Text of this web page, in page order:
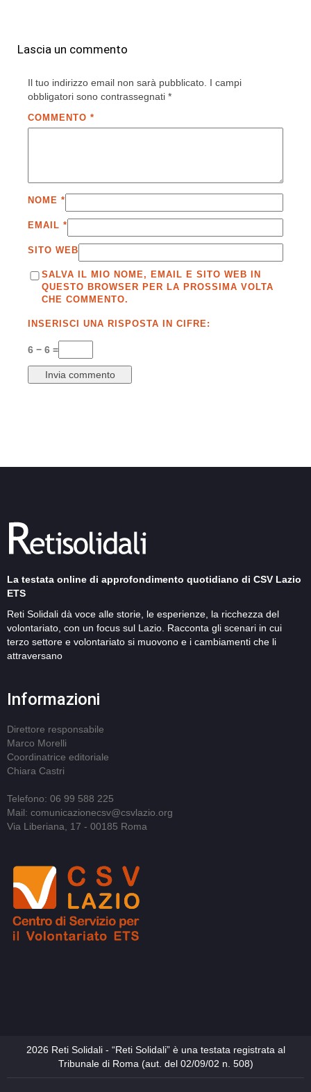
Lascia un commento
Il tuo indirizzo email non sarà pubblicato. I campi
obbligatori sono contrassegnati *
COMMENTO *
NOME *
EMAIL *
SITO WEB
SALVA IL MIO NOME, EMAIL E SITO WEB IN
QUESTO BROWSER PER LA PROSSIMA VOLTA
CHE COMMENTO.
INSERISCI UNA RISPOSTA IN CIFRE:
6 − 6 =
La testata online di approfondimento quotidiano di CSV Lazio
ETS
Reti Solidali dà voce alle storie, le esperienze, la ricchezza del
volontariato, con un focus sul Lazio. Racconta gli scenari in cui
terzo settore e volontariato si muovono e i cambiamenti che li
attraversano
Informazioni
Direttore responsabile
Marco Morelli
Coordinatrice editoriale
Chiara Castri
Telefono: 06 99 588 225
Mail: comunicazionecsv@csvlazio.org
Via Liberiana, 17 - 00185 Roma
2026 Reti Solidali - “Reti Solidali” è una testata registrata al
Tribunale di Roma (aut. del 02/09/02 n. 508)